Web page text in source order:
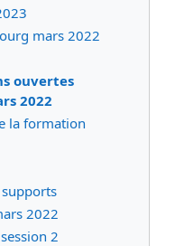
mars 2022
ouvertes
2022
la formation
2022
2